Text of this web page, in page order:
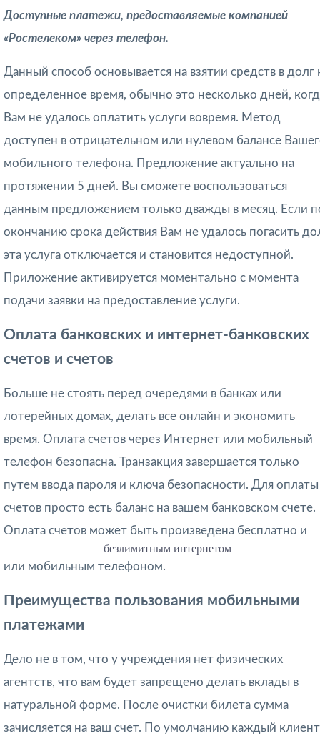
Доступные платежи, предоставляемые компанией
«Ростелеком» через телефон.
Данный способ основывается на взятии средств в долг
определенное время, обычно это несколько дней,
Вам не удалось оплатить услуги вовремя. Метод
доступен в отрицательном или нулевом балансе
мобильного телефона. Предложение актуально на
протяжении 5 дней. Вы сможете воспользоваться
данным предложением только дважды в месяц. Если
окончанию срока действия Вам не удалось погасить
эта услуга отключается и становится недоступной.
Приложение активируется моментально с момента
подачи заявки на предоставление услуги.
Оплата банковских и интернет-банковских
счетов и счетов
Больше не стоять перед очередями в банках или
лотерейных домах, делать все онлайн и экономить
время. Оплата счетов через Интернет или мобильный
телефон безопасна. Транзакция завершается только
путем ввода пароля и ключа безопасности. Для оплаты
счетов просто есть баланс на вашем банковском счете.
Оплата счетов может быть произведена бесплатно и
безлимитным интернетом
или мобильным телефоном.
Преимущества пользования мобильными
платежами
Дело не в том, что у учреждения нет физических
агентств, что вам будет запрещено делать вклады в
натуральной форме. После очистки билета сумма
зачисляется на ваш счет. По умолчанию каждый клиент